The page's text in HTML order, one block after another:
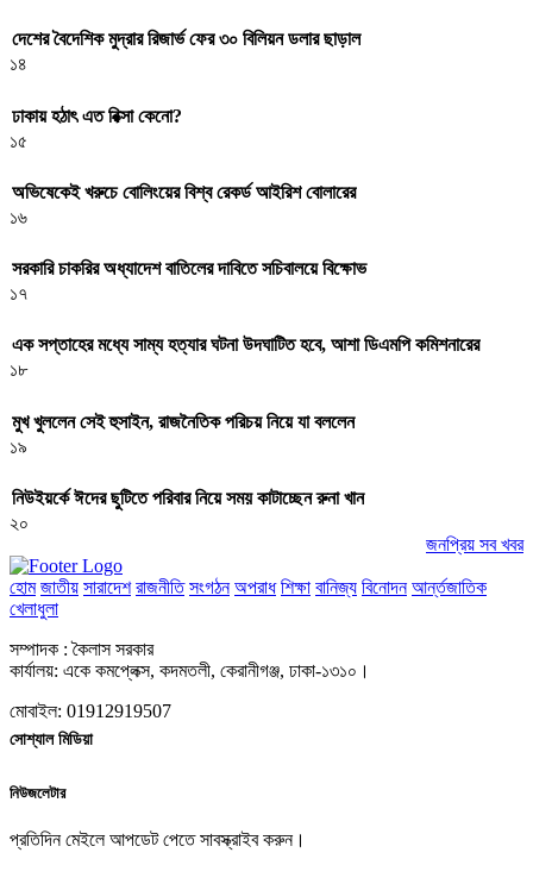
দেশের বৈদেশিক মুদ্রার রিজার্ভ ফের ৩০ বিলিয়ন ডলার ছাড়াল
১৪
ঢাকায় হঠাৎ এত রিক্সা কেনো?
১৫
অভিষেকেই খরুচে বোলিংয়ের বিশ্ব রেকর্ড আইরিশ বোলারের
১৬
সরকারি চাকরির অধ্যাদেশ বাতিলের দাবিতে সচিবালয়ে বিক্ষোভ
১৭
এক সপ্তাহের মধ্যে সাম্য হত্যার ঘটনা উদঘাটিত হবে, আশা ডিএমপি কমিশনারের
১৮
মুখ খুললেন সেই হুসাইন, রাজনৈতিক পরিচয় নিয়ে যা বললেন
১৯
নিউইয়র্কে ঈদের ছুটিতে পরিবার নিয়ে সময় কাটাচ্ছেন রুনা খান
২০
জনপ্রিয় সব খবর
হোম জাতীয় সারাদেশ রাজনীতি সংগঠন অপরাধ শিক্ষা বানিজ্য বিনোদন আর্ন্তজাতিক
খেলাধুলা
সম্পাদক : কৈলাস সরকার
কার্যালয়: একে কমপ্লেক্স, কদমতলী, কেরানীগঞ্জ, ঢাকা-১৩১০।
মোবাইল: 01912919507
সোশ্যাল মিডিয়া
নিউজলেটার
প্রতিদিন মেইলে আপডেট পেতে সাবস্ক্রাইব করুন।